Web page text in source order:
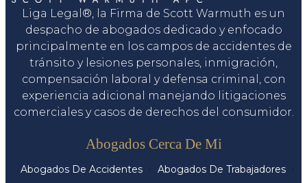
Liga Legal®, la Firma de Scott Warmuth es un
despacho de abogados dedicado y enfocado
principalmente en los campos de accidentes de
tránsito y lesiones personales, inmigración,
compensación laboral y defensa criminal, con
experiencia adicional manejando litigaciones
comerciales y casos de derechos del consumidor.
Abogados Cerca De Mi
Abogados De Accidentes Abogados De Trabajadores